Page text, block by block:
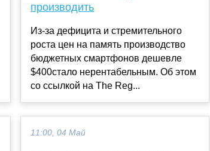
производить
Из-за дефицита и стремительного
роста цен на память производство
бюджетных смартфонов дешевле
$400стало нерентабельным. Об этом
со ссылкой на The Reg...
11:00, 04 Май